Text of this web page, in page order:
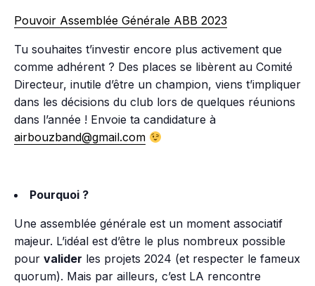
Pouvoir Assemblée Générale ABB 2023
Tu souhaites t’investir encore plus activement que
comme adhérent ? Des places se libèrent au Comité
Directeur, inutile d’être un champion, viens t’impliquer
dans les décisions du club lors de quelques réunions
dans l’année ! Envoie ta candidature à
airbouzband@gmail.com
Pourquoi ?
Une assemblée générale est un moment associatif
majeur. L’idéal est d’être le plus nombreux possible
pour valider les projets 2024 (et respecter le fameux
quorum). Mais par ailleurs, c’est LA rencontre